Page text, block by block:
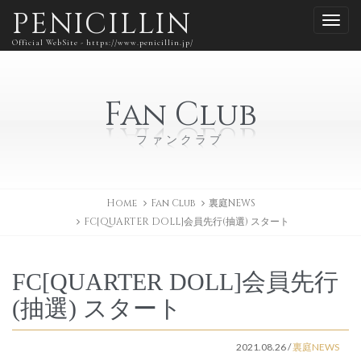
PENICILLIN
Official WebSite - https://www.penicillin.jp/
Fan Club
ファンクラブ
Home Fan Club
裏庭NEWS
FC[QUARTER DOLL]会員先行(抽選) スタート
FC[QUARTER DOLL]会員先行
(抽選) スタート
2021.08.26/裏庭NEWS